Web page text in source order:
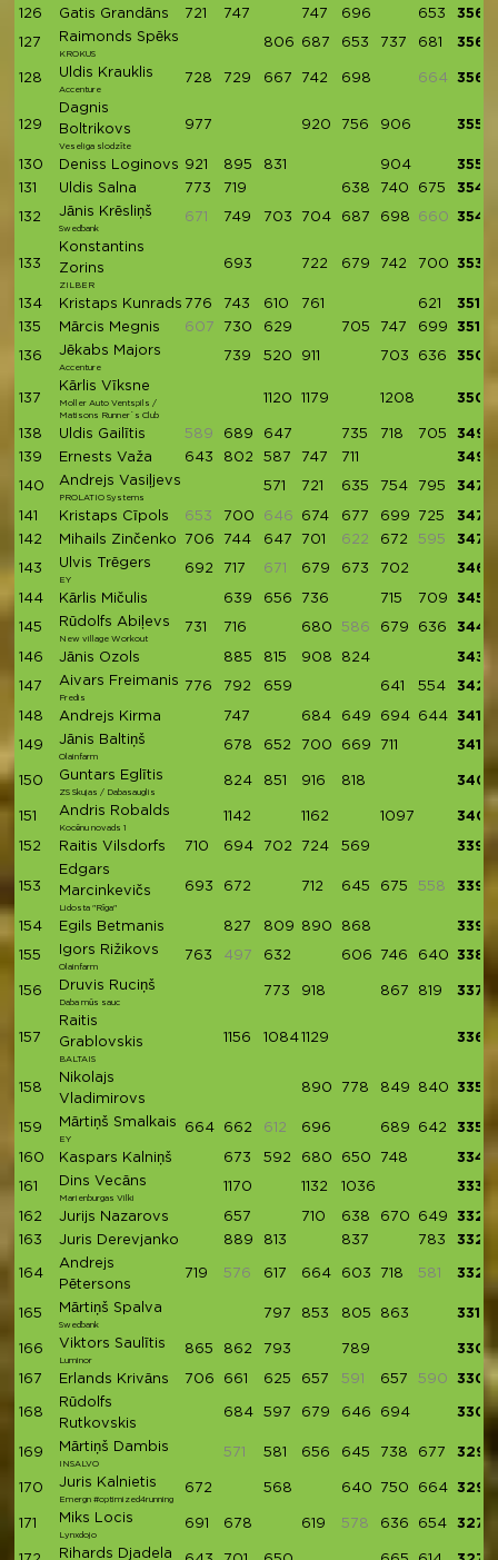
126 Gatis Grandāns 721 747 747 696 653 3564
127 Raimonds Spēks
KROKUS
806 687 653 737 681 3564
128 Uldis Krauklis
Accenture
728 729 667 742 698 664 3564
129
Dagnis
Boltrikovs
Veseliga slodzīte
977 920 756 906 3559
130 Deniss Loginovs 921 895 831 904
3551
131
Uldis Salna 773 719 638 740 675 3545
132 Jānis Krēsliņš
Swedbank
671 749 703 704 687 698 660 3541
133
Konstantins
Zorins
ZILBER
693 722 679 742 700 3536
134 Kristaps Kunrads 776 743 610 761 621
3511
135
Mārcis Megnis 607 730 629 705 747 699 3510
136 Jēkabs Majors
Accenture
739 520 911 703 636 3509
137
Kārlis Vīksne
Moller Auto Ventspils /
Matisons Runner`s Club
1120 1179 1208 3507
138 Uldis Gailītis 589 689 647 735 718 705
3494
139
Ernests Važa 643 802 587 747 711 3490
140 Andrejs Vasiļjevs
PROLATIO Systems
571 721 635 754 795 3476
141 Kristaps Cīpols 653 700 646 674 677 699 725
3475
142
Mihails Zinčenko 706 744 647 701 622 672 595 3470
143 Ulvis Trēgers
EY
692 717 671 679 673 702 3463
144 Kārlis Mičulis 639 656 736 715 709 3455
145 Rūdolfs Abiļevs
New village Workout
731 716 680 586 679 636 3442
146 Jānis Ozols 885 815 908 824 3432
147 Aivars Freimanis
Fredis
776 792 659 641 554 3422
148 Andrejs Kirma 747 684 649 694 644 3418
149 Jānis Baltiņš
Olainfarm
678 652 700 669 711 3410
150 Guntars Eglītis
ZS Skujas / Dabasauglis
824 851 916 818 3409
151 Andris Robalds
Kocēnu novads 1
1142 1162 1097 3401
152 Raitis Vilsdorfs 710 694 702 724 569 3399
153
Edgars
Marcinkevičs
Lidosta "Rīga"
693 672 712 645 675 558 3397
154 Egils Betmanis 827 809 890 868 3394
155 Igors Rižikovs
Olainfarm
763 497 632 606 746 640 3387
156 Druvis Ruciņš
Daba mūs sauc
773 918 867 819 3377
157
Raitis
Grablovskis
BALTAIS
1156 10841129 3369
158
Nikolajs
Vladimirovs
890 778 849 840 3357
159 Mārtiņš Smalkais
EY
664 662 612 696 689 642 3353
160 Kaspars Kalniņš 673 592 680 650 748 3343
161 Dins Vecāns
Marienburgas Vilki
1170 1132 1036 3338
162 Jurijs Nazarovs 657 710 638 670 649
3324
163
Juris Derevjanko 889 813 837 783 3322
164
Andrejs
Pētersons
719 576 617 664 603 718 581 3321
165 Mārtiņš Spalva
Swedbank
797 853 805 863 3318
166 Viktors Saulītis
Luminor
865 862 793 789 3309
167 Erlands Krivāns 706 661 625 657 591 657 590 3306
168
Rūdolfs
Rutkovskis
684 597 679 646 694 3300
169 Mārtiņš Dambis
INSALVO
571 581 656 645 738 677 3297
170 Juris Kalnietis
Emergn #optimized4running
672 568 640 750 664 3294
171 Miks Locis
Lynxdojo
691 678 619 578 636 654 3278
Rihards Djadela